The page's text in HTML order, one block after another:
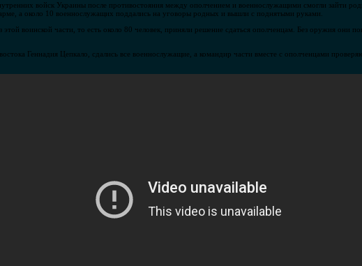
войск Украины после противостояния между ополчением и военнослужащими смогли зайти
а около 10 военнослужащих поддались на уговоры родных и вышли с поднятыми руками.
этой воинской части, то есть около 80 человек, приняли решение сдаться ополченцам. Без оружия они
Геннадия Цепкало, сдались все военнослужащие, а командир части вместе с ополченцами